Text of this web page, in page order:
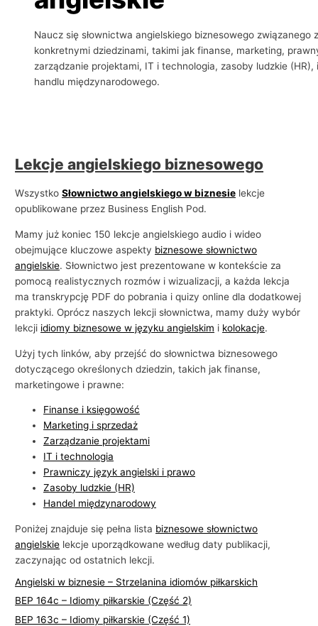
Naucz się słownictwa angielskiego biznesowego związanego
konkretnymi dziedzinami, takimi jak finanse, marketing,
zarządzanie projektami, IT i technologia, zasoby ludzkie (HR),
handlu międzynarodowego.
Lekcje angielskiego biznesowego
WszystkoSłownictwo angielskiego w biznesie lekcje
opublikowane przez Business English Pod.
Mamy już koniec 150 lekcje angielskiego audio i wideo
obejmujące kluczowe aspekty biznesowe słownictwo
angielskie. Słownictwo jest prezentowane w kontekście za
pomocą realistycznych rozmów i wizualizacji, a każda lekcja
ma transkrypcję PDF do pobrania i quizy online dla dodatkowej
praktyki. Oprócz naszych lekcji słownictwa, mamy duży wybór
lekcji idiomy biznesowe w języku angielskim i kolokacje.
Użyj tych linków, aby przejść do słownictwa biznesowego
dotyczącego określonych dziedzin, takich jak finanse,
marketingowe i prawne:
Finanse i księgowość
Marketing i sprzedaż
Zarządzanie projektami
IT i technologia
Prawniczy język angielski i prawo
Zasoby ludzkie (HR)
Handel międzynarodowy
Poniżej znajduje się pełna lista biznesowe słownictwo
angielskie lekcje uporządkowane według daty publikacji,
zaczynając od ostatnich lekcji.
Angielski w biznesie – Strzelanina idiomów piłkarskich
BEP 164c – Idiomy piłkarskie (Część 2)
BEP 163c – Idiomy piłkarskie (Część 1)
o
w
b
z
n
e
s
i